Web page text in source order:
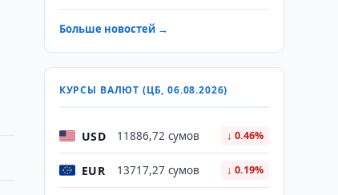
Больше новостей →
КУРСЫ ВАЛЮТ (ЦБ, 06.08.2026)
USD 11886,72 сумов ↓ 0.46%
EUR 13717,27 сумов ↓ 0.19%